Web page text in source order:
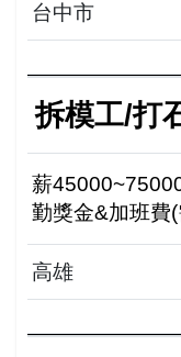
台中市
拆模工/打
薪
勤獎金&加班費
理
高雄